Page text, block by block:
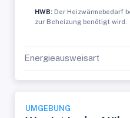
HWB: Der Heizwärmebedarf
zur Beheizung benötigt wird.
Energieausweisart
UMGEBUNG